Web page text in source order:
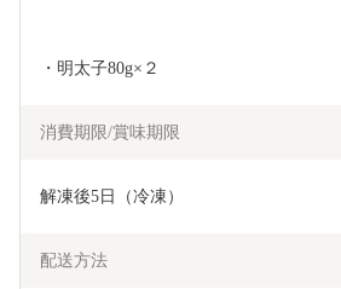
・明太子80g×２
消費期限/賞味期限
解凍後5日（冷凍）
配送方法